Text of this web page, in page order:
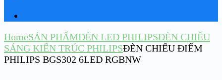
HomeSẢN PHẨMĐÈN LED PHILIPSĐÈN CHIẾU
SÁNG KIẾN TRÚC PHILIPSĐÈN CHIẾU ĐIỂM
PHILIPS BGS302 6LED RGBNW